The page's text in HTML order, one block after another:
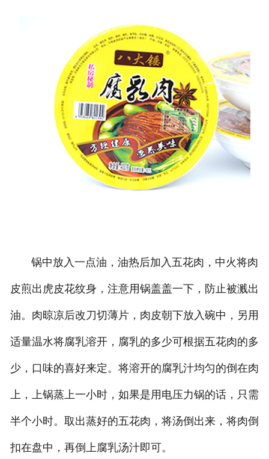
锅中放入一点油，油热后加入五花肉，中火将肉
皮煎出虎皮花纹身，注意用锅盖盖一下，防止被溅出
油。肉晾凉后改刀切薄片，肉皮朝下放入碗中，另用
适量温水将腐乳溶开，腐乳的多少可根据五花肉的多
少，口味的喜好来定。将溶开的腐乳汁均匀的倒在肉
上，上锅蒸上一小时，如果是用电压力锅的话，只需
半个小时。取出蒸好的五花肉，将汤倒出来，将肉倒
扣在盘中，再倒上腐乳汤汁即可。